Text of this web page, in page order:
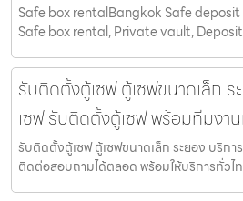
Safe box rentalBangkok Safe
Safe box rental, Private vault,
รับติดตั้งตู้เซฟ ตู้เซฟขนาดเล็ก ร
เซฟ รับติดตั้งตู้เซฟ พร้อมทีมงา
รับติดตั้งตู้เซฟ ตู้เซฟขนาดเล็ก ระยอง บริก
ติดต่อสอบถามได้ตลอด พร้อมให้บริการทั่วไ